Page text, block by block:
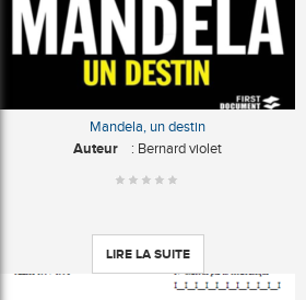
Mandela, un destin
Auteur : Bernard violet
LIRE LA SUITE